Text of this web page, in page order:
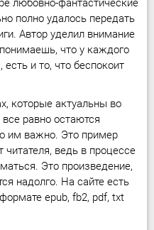
любовно-фантастические
полно удалось передать
Автор уделил внимание
что у каждого
есть и то, что беспокоит
которые актуальны во
равно остаются
им важно. Это пример
читателя, ведь в процессе
Это произведение,
надолго. На сайте есть
epub, fb2, pdf, txt